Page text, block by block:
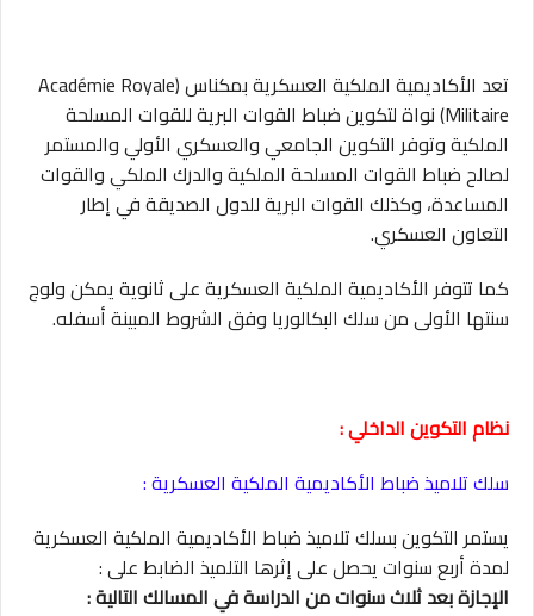
تعد الأكاديمية الملكية العسكرية بمكناس (Académie Royale
Militaire) نواة لتكوين ضباط القوات البرية للقوات المسلحة
الملكية وتوفر التكوين الجامعي والعسكري الأولي والمستمر
لصالح ضباط القوات المسلحة الملكية والدرك الملكي والقوات
المساعدة، وكذلك القوات البرية للدول الصديقة في إطار
التعاون العسكري.
كما تتوفر الأكاديمية الملكية العسكرية على ثانوية يمكن ولوج
سنتها الأولى من سلك البكالوريا وفق الشروط المبينة أسفله.
نظام التكوين الداخلي :
سلك تلاميذ ضباط الأكاديمية الملكية العسكرية :
يستمر التكوين بسلك تلاميذ ضباط الأكاديمية الملكية العسكرية
لمدة أربع سنوات يحصل على إثرها التلميذ الضابط على :
الإجازة بعد ثلاث سنوات من الدراسة في المسالك التالية :